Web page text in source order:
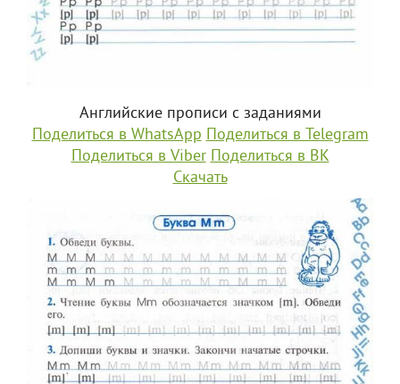
Английские прописи с заданиями
Поделиться в WhatsApp Поделиться в Telegram
Поделиться в Viber Поделиться в ВК
Скачать